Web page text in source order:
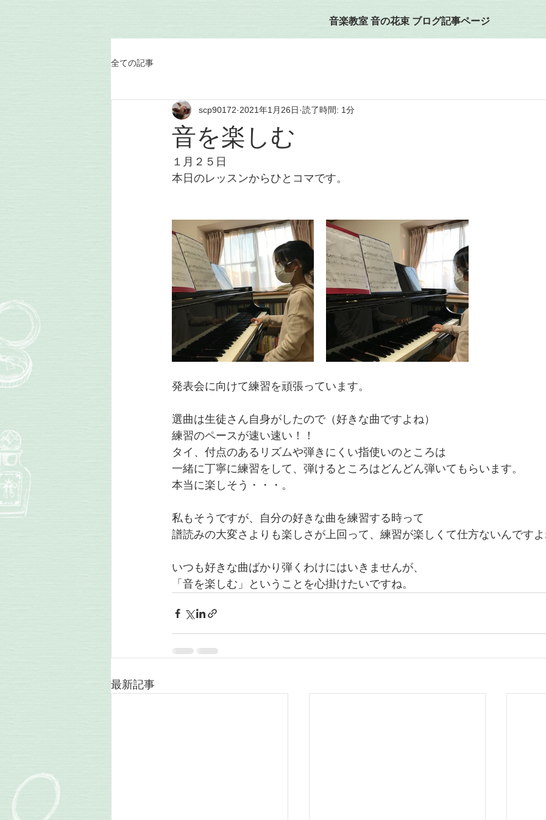
音楽教室 音の花束 ブログ記事ページ
全ての記事
音を楽しむ
scp90172 2021年1月26日 読了時間: 1分
１月２５日
本日のレッスンからひとコマです。
発表会に向けて練習を頑張っています。
選曲は生徒さん自身がしたので（好きな曲ですよね）
練習のペースが速い速い！！
タイ、付点のあるリズムや弾きにくい指使いのところは
一緒に丁寧に練習をして、弾けるところはどんどん弾いてもらいます。
本当に楽しそう・・・。
私もそうですが、自分の好きな曲を練習する時って
譜読みの大変さよりも楽しさが上回って、練習が楽しくて仕方ないんです
いつも好きな曲ばかり弾くわけにはいきませんが、
「音を楽しむ」ということを心掛けたいですね。
最新記事